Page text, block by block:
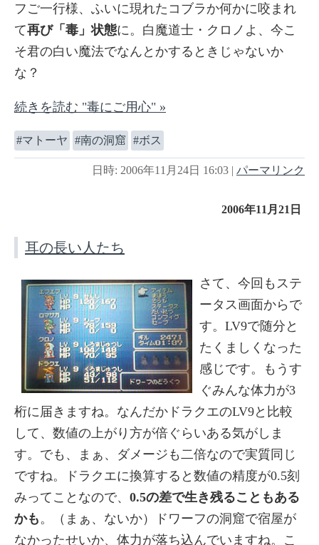
フご一行様、ふいに現れたコブラか何かに咬まれ
て再び「毒」状態に。白魔道士・クロノよ、今こ
そ君の白い魔法でなんとかするときじゃないか
な？
続きを読む "毒にご用心" »
マトーヤ 南の洞窟 ボス
日時: 2006年11月24日 16:03 | パーマリンク
2006年11月21日
耳の長い人たち
さて、今回もステ
ータス画面からで
す。LV9で随分と
たくましくなった
感じです。もうす
ぐみんな体力が3
桁に届きますね。なんだかドラクエのLV9と比較
して、数値の上がり方が倍ぐらいある気がしま
す。でも、まぁ、ダメージも二倍なので実質同じ
ですね。ドラクエに換算すると数値の精度が0.5刻
みってことなので、 0.5の差で生き残ることもある
かも。（まぁ、ないか）ドワーフの洞窟で宿屋が
なかったせいか、体力が落ち込んでいますね。こ